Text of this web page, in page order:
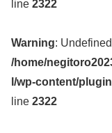
line 2322
Warning:
/home/
l/wp-content/
line 2322